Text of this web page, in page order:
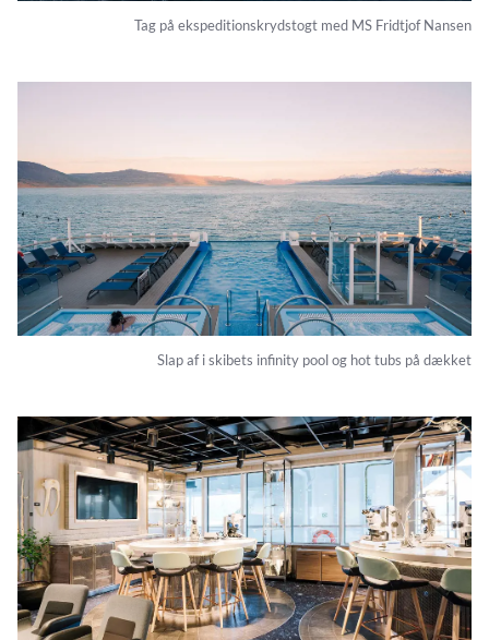
Tag på ekspeditionskrydstogt med MS Fridtjof Nansen
Slap af i skibets infinity pool og hot tubs på dækket